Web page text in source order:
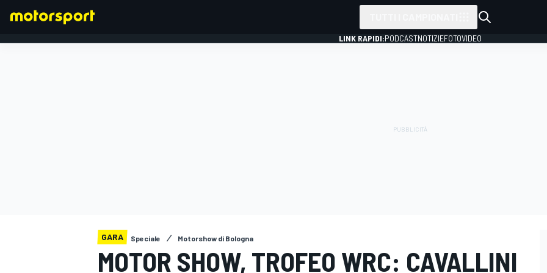
LINK RAPIDI:PODCASTNOTIZIEFOTOVIDEO
GARA Speciale Motorshow di Bologna
MOTOR SHOW, TROFEO WRC: CAVALLINI